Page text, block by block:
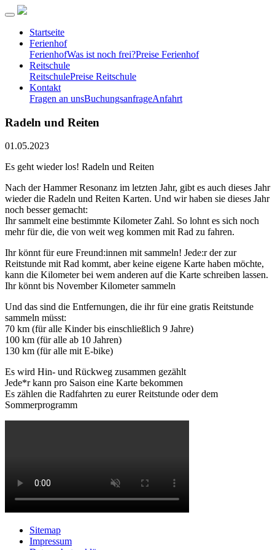
Startseite
Ferienhof
FerienhofWas ist noch frei?Preise Ferienhof
Reitschule
ReitschulePreise Reitschule
Kontakt
Fragen an unsBuchungsanfrageAnfahrt
Radeln und Reiten
01.05.2023
Es geht wieder los! Radeln und Reiten
Nach der Hammer Resonanz im letzten Jahr, gibt es auch dieses Jahr
wieder die Radeln und Reiten Karten. Und wir haben sie dieses Jahr
noch besser gemacht:
Ihr sammelt eine bestimmte Kilometer Zahl. So lohnt es sich noch
mehr für die, die von weit weg kommen mit Rad zu fahren.
Ihr könnt für eure Freund:innen mit sammeln! Jede:r der zur
Reitstunde mit Rad kommt, aber keine eigene Karte haben möchte,
kann die Kilometer bei wem anderen auf die Karte schreiben lassen.
Ihr könnt bis November Kilometer sammeln
Und das sind die Entfernungen, die ihr für eine gratis Reitstunde
sammeln müsst:
70 km (für alle Kinder bis einschließlich 9 Jahre)
100 km (für alle ab 10 Jahren)
130 km (für alle mit E-bike)
Es wird Hin- und Rückweg zusammen gezählt
Jede*r kann pro Saison eine Karte bekommen
Es zählen die Radfahrten zu eurer Reitstunde oder dem
Sommerprogramm
Sitemap
Impressum